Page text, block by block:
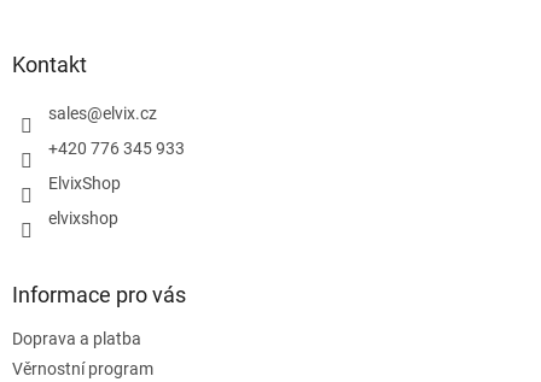
Kontakt
sales@elvix.cz
+420 776 345 933
ElvixShop
elvixshop
Informace pro vás
Doprava a platba
Věrnostní program